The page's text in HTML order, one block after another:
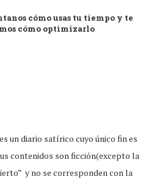
cómo usas tu tiempo y te
cómo optimizarlo
un diario satírico cuyo único fin es
contenidos son ficción(excepto la
y no se corresponden con la